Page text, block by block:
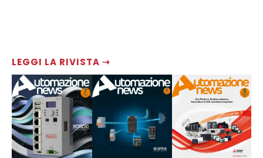
LEGGI LA RIVISTA ⇢